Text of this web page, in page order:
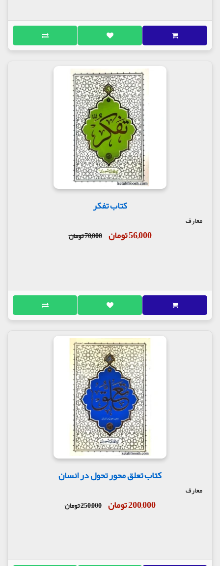
کتاب تفکر
معارف
56,000 تومان 70,000 تومان
کتاب تعلق محور تحول در انسان
معارف
200,000 تومان 250,000 تومان